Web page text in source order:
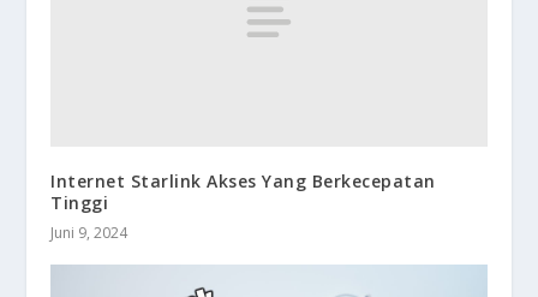
Internet Starlink Akses Yang Berkecepatan
Tinggi
Juni 9, 2024